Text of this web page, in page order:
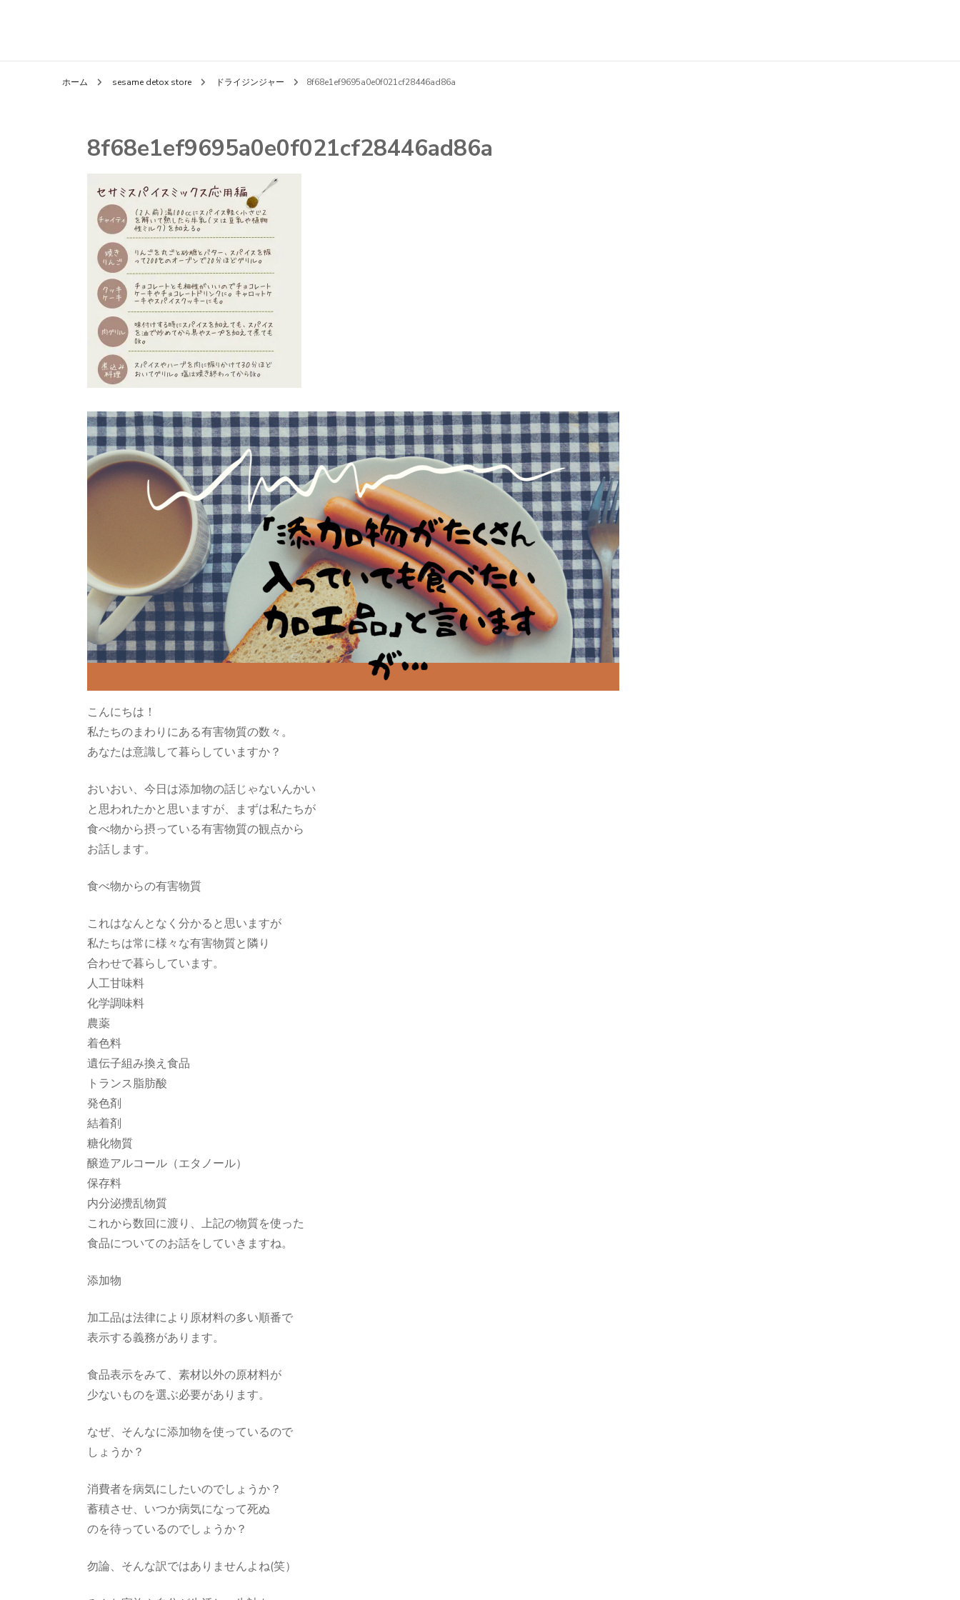
ホーム sesame detox store ドライジンジャー 8f68e1ef9695a0e0f021cf28446ad86a
8f68e1ef9695a0e0f021cf28446ad86a
こんにちは！
私たちのまわりにある有害物質の数々。
あなたは意識して暮らしていますか？
おいおい、今日は添加物の話じゃないんかい
と思われたかと思いますが、まずは私たちが
食べ物から摂っている有害物質の観点から
お話します。
食べ物からの有害物質
これはなんとなく分かると思いますが
私たちは常に様々な有害物質と隣り
合わせで暮らしています。
人工甘味料
化学調味料
農薬
着色料
遺伝子組み換え食品
トランス脂肪酸
発色剤
結着剤
糖化物質
醸造アルコール（エタノール）
保存料
内分泌攪乱物質
これから数回に渡り、上記の物質を使った
食品についてのお話をしていきますね。
添加物
加工品は法律により原材料の多い順番で
表示する義務があります。
食品表示をみて、素材以外の原材料が
少ないものを選ぶ必要があります。
なぜ、そんなに添加物を使っているので
しょうか？
消費者を病気にしたいのでしょうか？
蓄積させ、いつか病気になって死ぬ
のを待っているのでしょうか？
勿論、そんな訳ではありませんよね(笑）